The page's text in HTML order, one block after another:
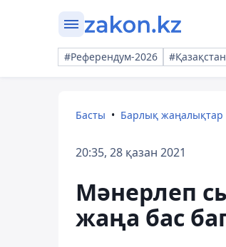
#Референдум-2026
Басты Барлық жаңалықтар
20:35, 28 қазан 2021
Мәнерлеп
жаңа бас